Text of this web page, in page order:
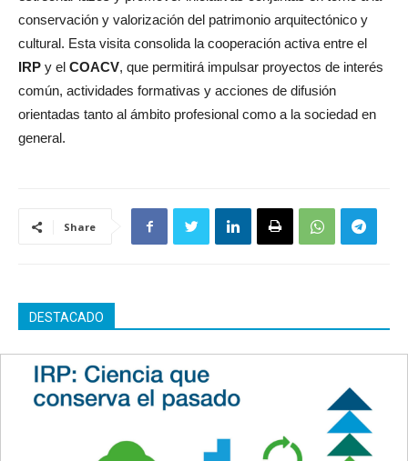
conservación y valorización del patrimonio arquitectónico y
cultural. Esta visita consolida la cooperación activa entre el
IRP y el COACV, que permitirá impulsar proyectos de interés
común, actividades formativas y acciones de difusión
orientadas tanto al ámbito profesional como a la sociedad en
general.
Share
DESTACADO